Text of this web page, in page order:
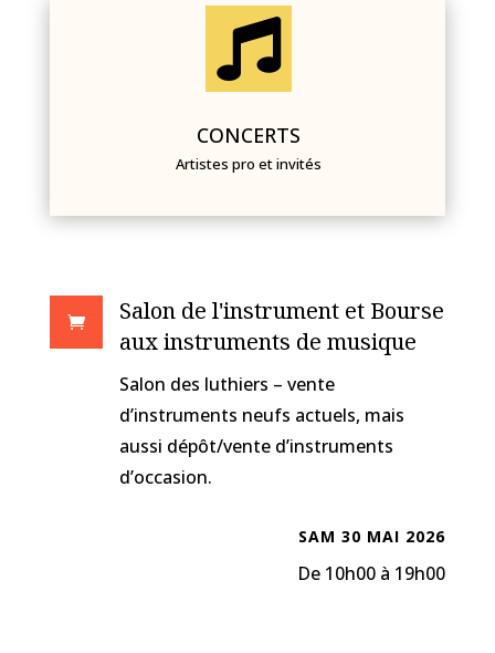

CONCERTS
Artistes pro et invités

Salon de l'instrument et Bourse
aux instruments de musique
Salon des luthiers – vente
d’instruments neufs actuels, mais
aussi dépôt/vente d’instruments
d’occasion.
SAM 30 MAI 2026
De 10h00 à 19h00